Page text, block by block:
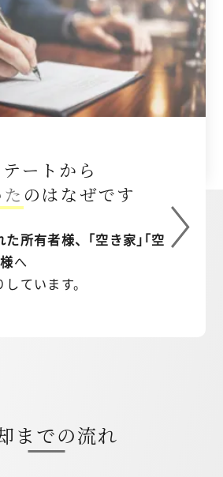
ートから
のはなぜです
た所有者様、｢空き家｣｢空
へ
ています。
までの流れ